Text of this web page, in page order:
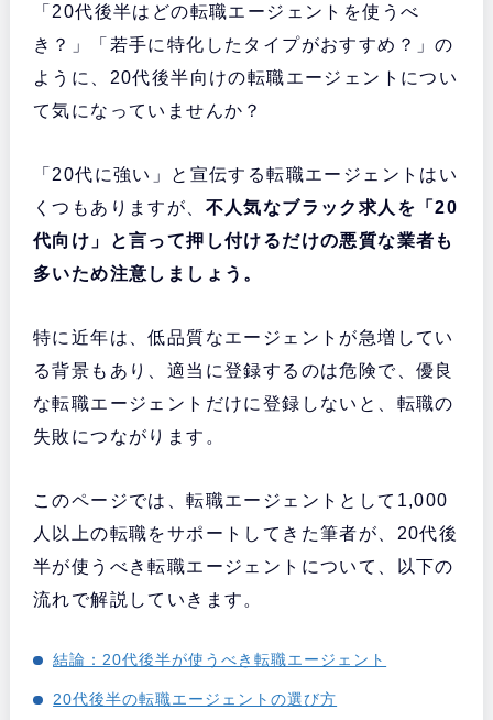
「20代後半はどの転職エージェントを使うべ
き？」「若手に特化したタイプがおすすめ？」の
ように、20代後半向けの転職エージェントについ
て気になっていませんか？
「20代に強い」と宣伝する転職エージェントはい
くつもありますが、 不人気なブラック求人を「20
代向け」と言って押し付けるだけの悪質な業者も
多いため注意しましょう。
特に近年は、低品質なエージェントが急増してい
る背景もあり、適当に登録するのは危険で、優良
な転職エージェントだけに登録しないと、転職の
失敗につながります。
このページでは、転職エージェントとして1,000
人以上の転職をサポートしてきた筆者が、20代後
半が使うべき転職エージェントについて、以下の
流れで解説していきます。
結論：20代後半が使うべき転職エージェント
20代後半の転職エージェントの選び方